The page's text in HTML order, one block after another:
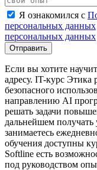
Я ознакомился с
персональных данных
персональных данных
Отправить
Если вы хотите
адресу. IT-курс
безопасного
направлению AI
решать задачи
дальнейшем получать
занимаетесь
обучения доступны
Softline есть
под руководством